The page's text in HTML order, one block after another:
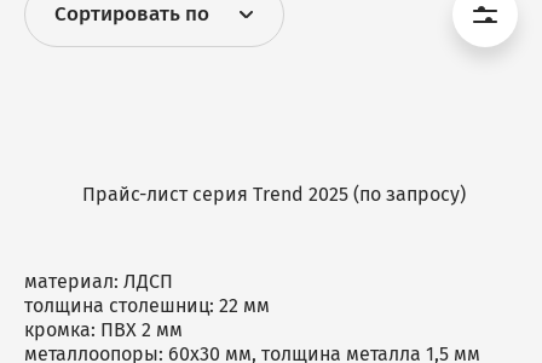
Сортировать по
Прайс-лист серия Trend 2025 (по запросу)
материал: ЛДСП
толщина столешниц: 22 мм
кромка: ПВХ 2 мм
металлоопоры: 60х30 мм, толщина металла 1,5 мм